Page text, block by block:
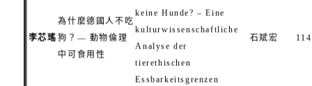
李芯瑤
為什麼德國人不吃
狗？— 動物倫理
中可食用性
keine Hunde? – Eine
kulturwissenschaftliche
Analyse der
tierethischen
Essbarkeitsgrenzen
石斌宏 114